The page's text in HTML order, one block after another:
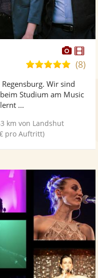
Fotos
5,0
5
(8)
Wir sind
Studium am Music
...
km von Landshut
pro Auftritt)